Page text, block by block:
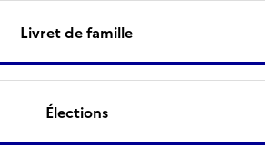
Livret de famille
Élections